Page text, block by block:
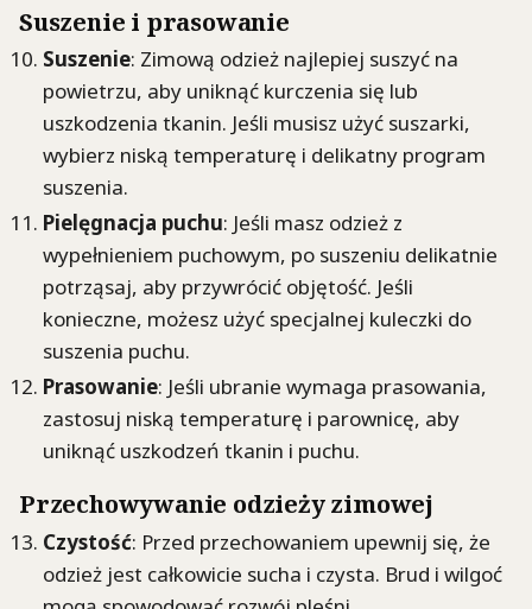
Suszenie i prasowanie
Suszenie: Zimową odzież najlepiej suszyć na
powietrzu, aby uniknąć kurczenia się lub
uszkodzenia tkanin. Jeśli musisz użyć suszarki,
wybierz niską temperaturę i delikatny program
suszenia.
Pielęgnacja puchu: Jeśli masz odzież z
wypełnieniem puchowym, po suszeniu delikatnie
potrząsaj, aby przywrócić objętość. Jeśli
konieczne, możesz użyć specjalnej kuleczki do
suszenia puchu.
Prasowanie: Jeśli ubranie wymaga prasowania,
zastosuj niską temperaturę i parownicę, aby
uniknąć uszkodzeń tkanin i puchu.
Przechowywanie odzieży zimowej
Czystość: Przed przechowaniem upewnij się, że
odzież jest całkowicie sucha i czysta. Brud i wilgoć